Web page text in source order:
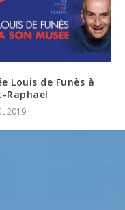
Louis de Funès à
Raphaël
2019